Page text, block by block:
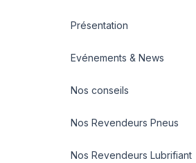
Présentation
Evénements & News
Nos conseils
Nos Revendeurs Pneus
Nos Revendeurs Lubrifiant